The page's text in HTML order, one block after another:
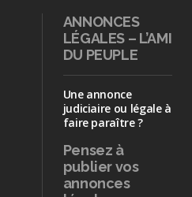
ANNONCES
LÉGALES – L’AMI
DU PEUPLE
Une annonce
judiciaire ou légale à
faire paraître ?
Pensez à
publiervos
annonces